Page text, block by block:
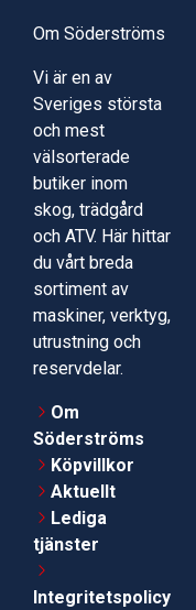
Om Söderströms
Vi är en av
Sveriges största
och mest
välsorterade
butiker inom
skog, trädgård
och ATV. Här hittar
du vårt breda
sortiment av
maskiner, verktyg,
utrustning och
reservdelar.
Om
Söderströms
Köpvillkor
Aktuellt
Lediga
tjänster
Integritetspolicy